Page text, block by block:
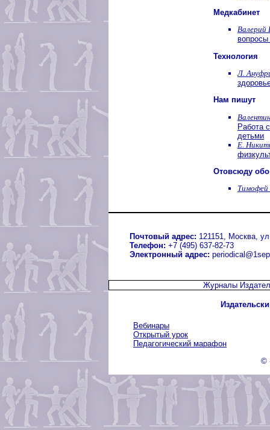
Медкабинет
Валерий
вопросы
Технология
Л.
Нам пишут
Работа
детьми
Е.
Отовсюду
Тимофей
Почтовый адрес: 121151, Москва,
Телефон: +7 (495) 637-82-73
Электронный адрес:
Журналы
Вебинары
Открытый урок
Педагогический марафон
©